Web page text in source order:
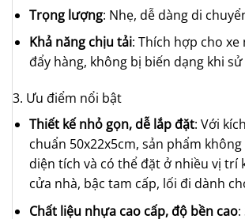
Trọng lượng: Nhẹ, dễ dàng di
Khả năng chịu tải: Thích hợp cho xe
đẩy hàng, không bị biến dạng khi
3. Ưu điểm nổi bật
Thiết kế nhỏ gọn, dễ lắp đặt: Với
chuẩn 50x22x5cm, sản phẩm
diện tích và có thể đặt ở nhiều vị trí
cửa nhà, bậc tam cấp, lối đi dành
Chất liệu nhựa cao cấp, độ bền cao: